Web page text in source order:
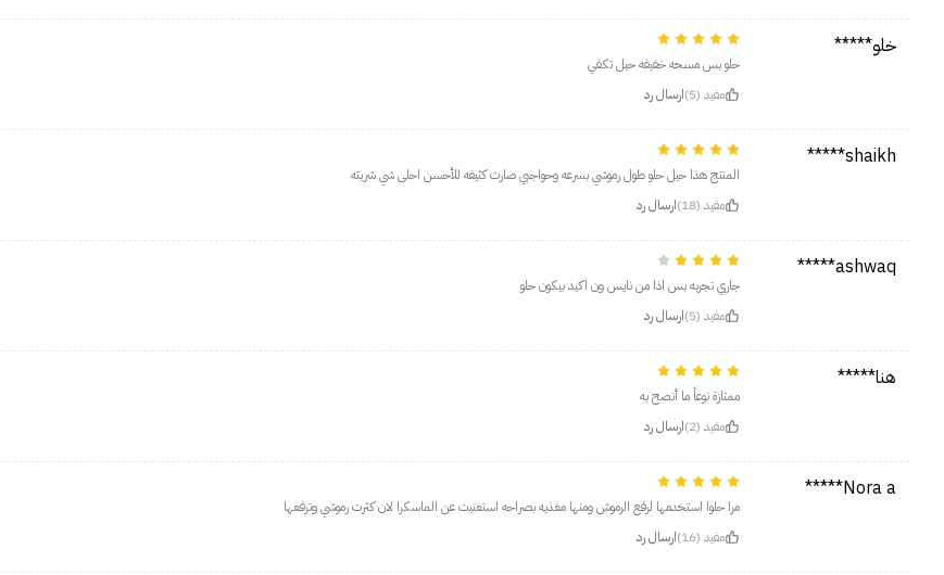
خلو*****
حلو بس مسحه خفيفه حيل تكفي
مفيد (5)
ارسال رد
shaikh*****
المنتج هذا حيل حلو طول رموشي بسرعه وحواجبي صارت كثيفه للأحسن احلى شي شريته
مفيد (18)
ارسال رد
ashwaq*****
جاري تجربه بس اذا من نايس ون اكيد بيكون حلو
مفيد (5)
ارسال رد
هنا*****
ممتازة نوعاً ما أنصح به
مفيد (2)
ارسال رد
Nora a*****
مرا حلوا استخدمها لرفع الرموش ومنها مغذيه بصراحه استغنيت عن الماسكرا لان كثرت رموشي وترفعها
مفيد (16)
ارسال رد